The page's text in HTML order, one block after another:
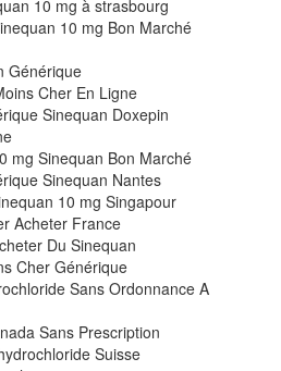
10 mg à strasbourg
10 mg Bon Marché
Générique
Cher En Ligne
Sinequan Doxepin
mg Sinequan Bon Marché
Sinequan Nantes
10 mg Singapour
Acheter France
Du Sinequan
Cher Générique
Sans Ordonnance A
Sans Prescription
Suisse